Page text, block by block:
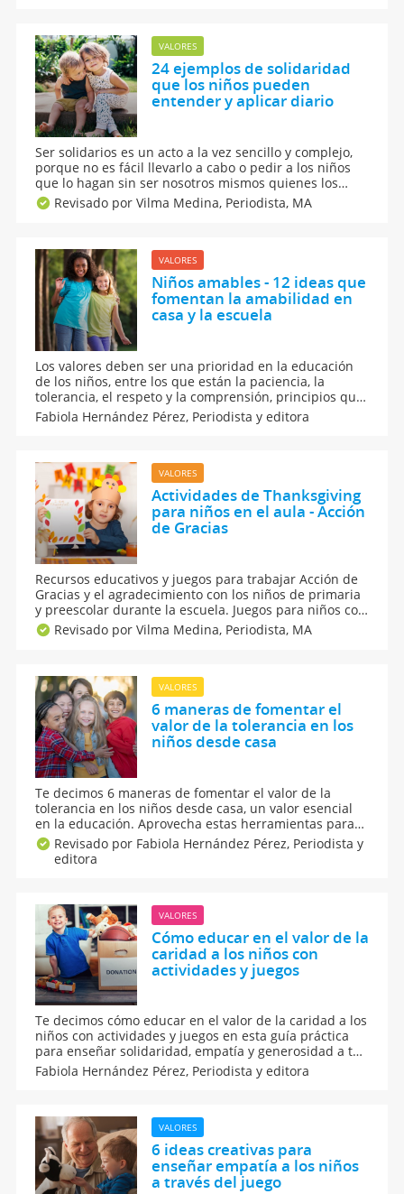
VALORES
24 ejemplos de solidaridad
que los niños pueden
entender y aplicar diario
Ser solidarios es un acto a la vez sencillo y complejo,
porque no es fácil llevarlo a cabo o pedir a los niños
que lo hagan sin ser nosotros mismos quienes los
llevemos a cabo. Así que estos 24 ejemplos de
solidaridad que los niños pueden entender y aplicar
Revisado por Vilma Medina, Periodista, MA
VALORES
Niños amables - 12 ideas que
fomentan la amabilidad en
casa y la escuela
Los valores deben ser una prioridad en la educación
de los niños, entre los que están la paciencia, la
tolerancia, el respeto y la comprensión, principios que
debemos introducir en la vida de nuestros hijos.
Hablemos de los niños amables y las 12 ideas que
Fabiola Hernández Pérez, Periodista y editora
VALORES
Actividades de Thanksgiving
para niños en el aula - Acción
de Gracias
Recursos educativos y juegos para trabajar Acción de
Gracias y el agradecimiento con los niños de primaria
y preescolar durante la escuela. Juegos para niños con
los que educar en valores como la gratitud para que
aprendan a dar las gracias. Actividades para trabajar
Revisado por Vilma Medina, Periodista, MA
VALORES
6 maneras de fomentar el
valor de la tolerancia en los
niños desde casa
Te decimos 6 maneras de fomentar el valor de la
tolerancia en los niños desde casa, un valor esencial
en la educación. Aprovecha estas herramientas para
educar en este valor a tu hijo, ya que la tolerancia es
fundamental para evitar problemas o conflictos y
mejorar la relación del pequeño con los demás.
Revisado por Fabiola Hernández Pérez, Periodista y
editora
VALORES
Cómo educar en el valor de la
caridad a los niños con
actividades y juegos
Te decimos cómo educar en el valor de la caridad a los
niños con actividades y juegos en esta guía práctica
para enseñar solidaridad, empatía y generosidad a tus
hijos. Aquí, cómo explicar la caridad de una forma
sencilla y divertida con ideas, ejemplos y dinámicas
Fabiola Hernández Pérez, Periodista y editora
VALORES
6 ideas creativas para
enseñar empatía a los niños
a través del juego